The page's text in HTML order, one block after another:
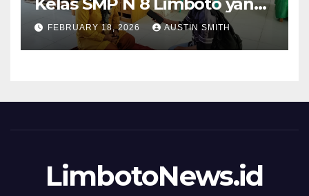
Menjemput Masa Depan dari
Pintu Rumah Siswa
FEBRUARY 18, 2026 AUSTIN SMITH
LimbotoNews.id